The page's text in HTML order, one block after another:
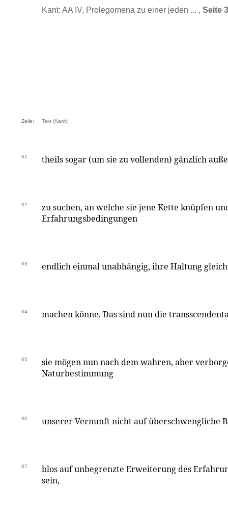
Kant: AA IV, Prolegomena zu einer jeden ... , Seite
Zeile: Text (Kant):
01 theils sogar (um sie zu vollenden) gänzlich
02
zu suchen, an welche sie jene Kette knüpfen
Erfahrungsbedingungen
03 endlich einmal unabhängig, ihre Haltung
04 machen könne. Das sind nun die
05
sie mögen nun nach dem wahren, aber
Naturbestimmung
06 unserer Vernunft nicht auf überschwengliche
07
blos auf unbegrenzte Erweiterung des
sein,